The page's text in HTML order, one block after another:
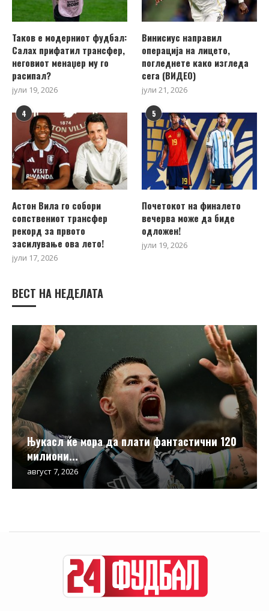
Таков е модерниот фудбал:
Салах прифатил трансфер,
неговиот менаџер му го
расипал?
јули 19, 2026
Винисиус направил
операција на лицето,
погледнете како изгледа
сега (ВИДЕО)
јули 21, 2026
4
Астон Вила го собори
сопствениот трансфер
рекорд за првото
засилување ова лето!
јули 17, 2026
5
Почетокот на финалето
вечерва може да биде
одложен!
јули 19, 2026
ВЕСТ НА НЕДЕЛАТА
Њукасл ќе мора да плати фантастични 120
милиони...
август 7, 2026